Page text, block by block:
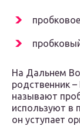
На Дальнем
родственник
называют
используют в
он уступает